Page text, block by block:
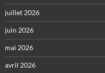
juillet 2026
juin 2026
mai 2026
avril 2026